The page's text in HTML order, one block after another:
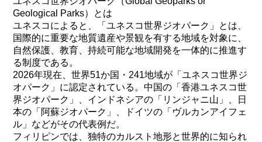
Geological Parks）とは
ユネスコによると、「ユネスコ世界ジオパーク」とは、
国際的に重要な地質遺産や景観を有する地域を対象に、
自然保護、教育、持続可能な地域開発を一体的に推進す
る制度である。
2026年現在、世界51か国・241地域が「ユネスコ世界ジ
オパーク」に認定されている。中国の「香港ユネスコ世
界ジオパーク」、インドネシアの「リンジャニ山」、日
本の「阿蘇ジオパーク」、ドイツの「ヴルカンアイフェ
ル」などがその代表例だ。
フィリピンでは、独特のカルスト地形と世界的に知られ